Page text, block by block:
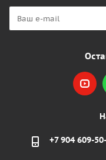
+7 904 609-